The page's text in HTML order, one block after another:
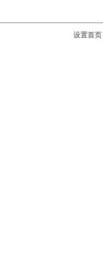
设置首页